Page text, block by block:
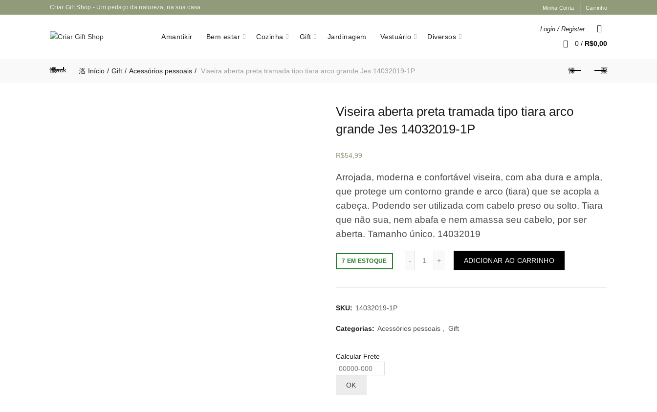
Criar Gift Shop - Um pedaço da natureza, na sua casa. Minha Conta Carrinho
Amantikir Bem estar Cozinha Gift Jardinagem Vestuário Diversos
Login / Register
0 / R$0,00
Back Início Gift Acessórios pessoais Viseira aberta preta tramada tipo tiara arco grande Jes 14032019-1P
Viseira aberta preta tramada tipo tiara arco
grande Jes 14032019-1P
R$54,99
Arrojada, moderna e confortável viseira, com aba dura e ampla,
que protege um contorno grande e arco (tiara) que se acopla a
cabeça. Podendo ser utilizada com cabelo preso ou solto. Tiara
que não sua, nem abafa e nem amassa seu cabelo, por ser
aberta. Tamanho único. 14032019
7 EM ESTOQUE ADICIONAR AO CARRINHO
SKU: 14032019-1P
Categorias: Acessórios pessoais Gift
Calcular Frete
OK